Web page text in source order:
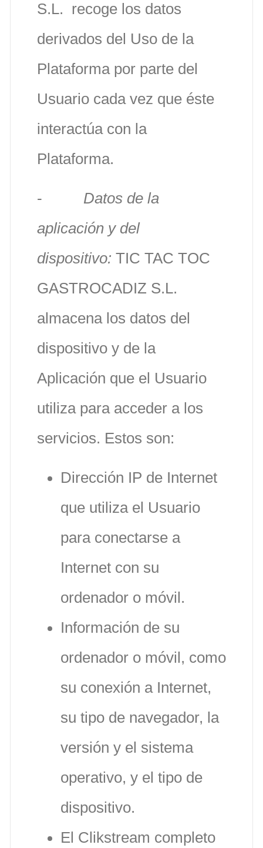
S.L. recoge los datos
derivados del Uso de la
Plataforma por parte del
Usuario cada vez que éste
interactúa con la
Plataforma.
- Datos de la
aplicación y del
dispositivo: TIC TAC TOC
GASTROCADIZ S.L.
almacena los datos del
dispositivo y de la
Aplicación que el Usuario
utiliza para acceder a los
servicios. Estos son:
Dirección IP de Internet
que utiliza el Usuario
para conectarse a
Internet con su
ordenador o móvil.
Información de su
ordenador o móvil, como
su conexión a Internet,
su tipo de navegador, la
versión y el sistema
operativo, y el tipo de
dispositivo.
El Clikstream completo